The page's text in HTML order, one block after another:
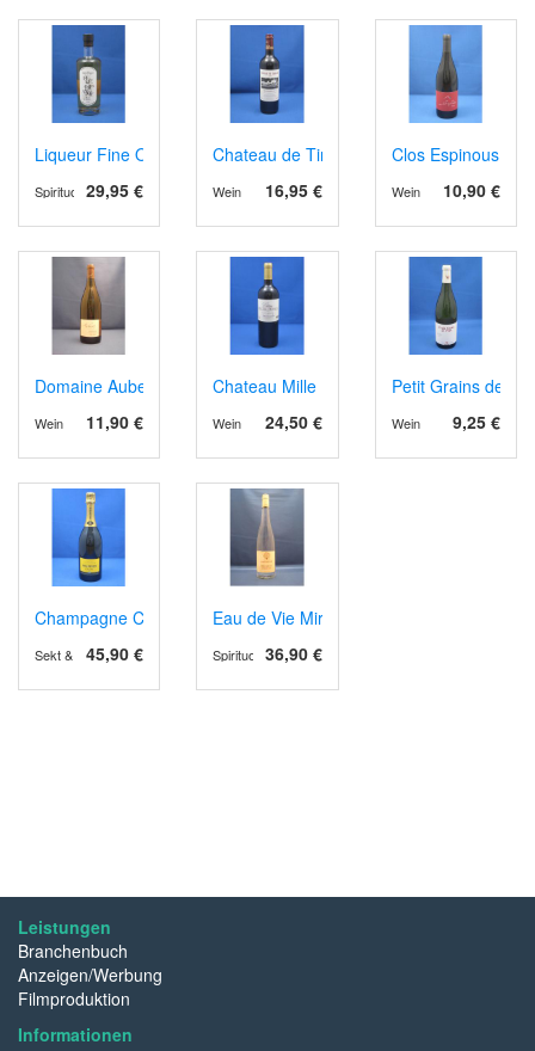
Liqueur Fine Orange
29,95 €
Spirituosen
Chateau de Tiregand AOP Pecharment
16,95 €
Wein
Clos Espinous,
10,90 €
Wein
Domaine Aubert, AOP Vouvray blanc sec. 2024
11,90 €
Wein
Chateau Mille Roses, Haut Médoc 2022,
24,50 €
Wein
Petit Grains de
9,25 €
Wein
Champagne Carte d'Or Brut
45,90 €
Sekt & Schaumwein
Eau de Vie Mirabelle
36,90 €
Spirituosen
Leistungen
Branchenbuch
Anzeigen/Werbung
Filmproduktion
Informationen